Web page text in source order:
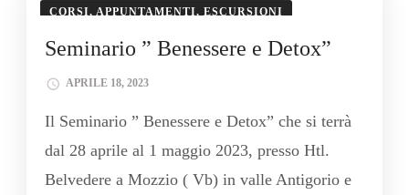
CORSI, APPUNTAMENTI, ESCURSIONI
Seminario ” Benessere e Detox”
APRILE 18, 2023
Il Seminario ” Benessere e Detox” che si terrà
dal 28 aprile al 1 maggio 2023, presso Htl.
Belvedere a Mozzio ( Vb) in valle Antigorio e